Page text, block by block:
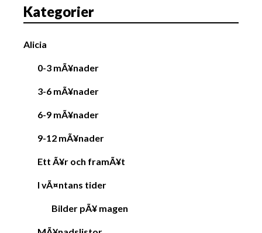
t
o
Kategorier
Alicia
0-3 mÃ¥nader
3-6 mÃ¥nader
6-9 mÃ¥nader
9-12 mÃ¥nader
Ett Ã¥r och framÃ¥t
I vÃ¤ntans tider
Bilder pÃ¥ magen